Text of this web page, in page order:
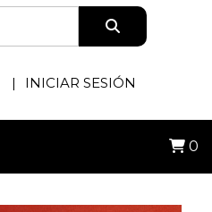
INICIAR SESIÓN
0